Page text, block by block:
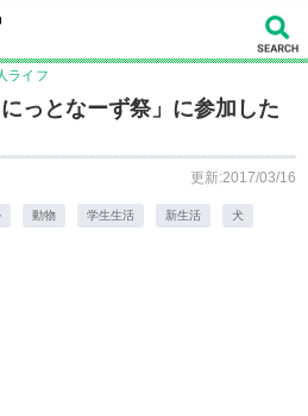
ライフ
っとなーず祭」に参加した
更新:2017/03/16
動物 学生生活 新生活 犬